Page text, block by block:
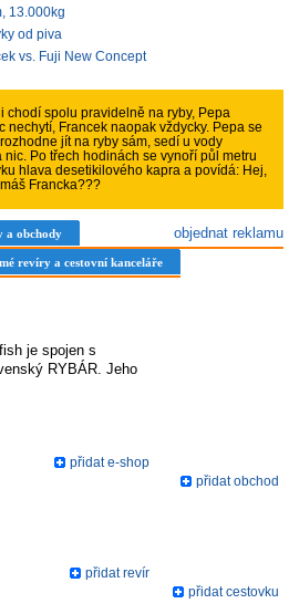
13.000kg
od piva
vs. Fuji New Concept
chodí spolu pravidelně na ryby, Pepa
nechytí, Francek naopak vždycky. Pepa se
jít na ryby sám, sedí u vody
nic. Po třech hodinách se vynoří půl metru
hlava desetikilového kapra a povídá: Hej,
Francka???
objednat reklamu
a obchody
revíry a cestovní kanceláře
je spojen s
RYBÁR. Jeho
zkušenosti a založil
přidat e-shop
přidat obchod
přidat revír
přidat cestovku